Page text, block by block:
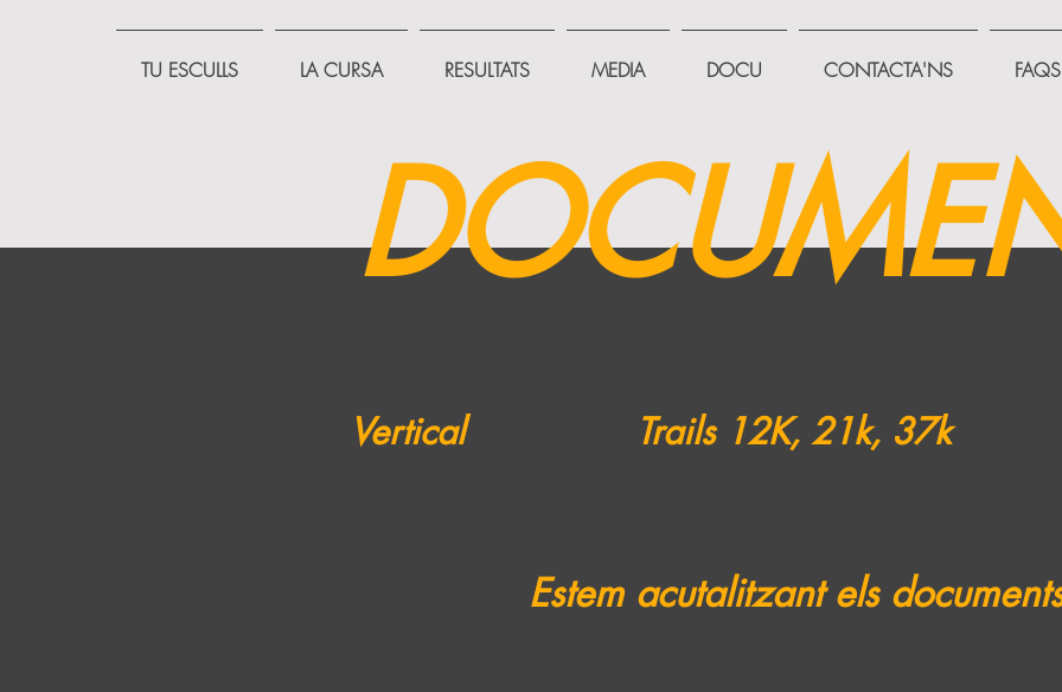
TU ESCULLS LA CURSA RESULTATS MEDIA DOCU CONTACTA'NS FAQS
Vertical Trails 12K, 21k, 37k
Estem acutalitzant els